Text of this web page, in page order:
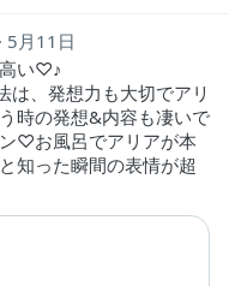
5月11日
い♡♪
、発想力も大切でアリ
時の発想&内容も凄いで
♡お風呂でアリアが本
知った瞬間の表情が超